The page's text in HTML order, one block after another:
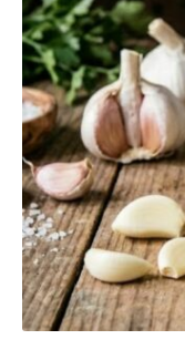
Contacto
Sala de Prensa